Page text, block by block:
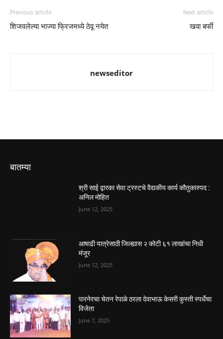
Previous article
शिजवलेल्या भाज्या फ्रिजमध्ये ठेवू नयेत
Next article
खवा बर्फी
newseditor
बातम्या
श्री साई द्वारका सेवा ट्रस्टचे वैद्यकीय कार्य कौतुकास्पद :
अनिल मोहित
June 12, 2025
आषाढी यात्रेसाठी जिल्ह्यास २ कोटी ६१ लाखांचा निधी
मंजूर
June 12, 2025
पारनेरचा चेतन रेपाळे ठरला देवाभाऊ केसरी कुस्ती स्पर्धेचा
विजेता
June 7, 2025